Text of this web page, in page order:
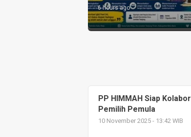
PP HIMMAH Siap
Pemilih Pemula
10 November 2025 - 13:42 WIB